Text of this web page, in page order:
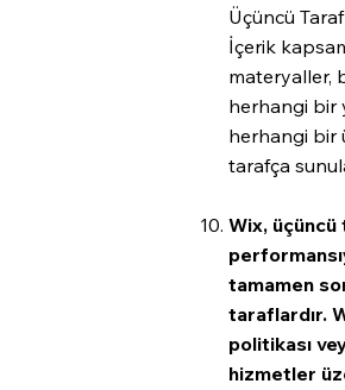
Üçüncü
İçerik
materyaller,
herhangi bir
herhangi bir
tarafça
Wix, üçüncü
tamamen
taraflardır.
politikası
hizmetler